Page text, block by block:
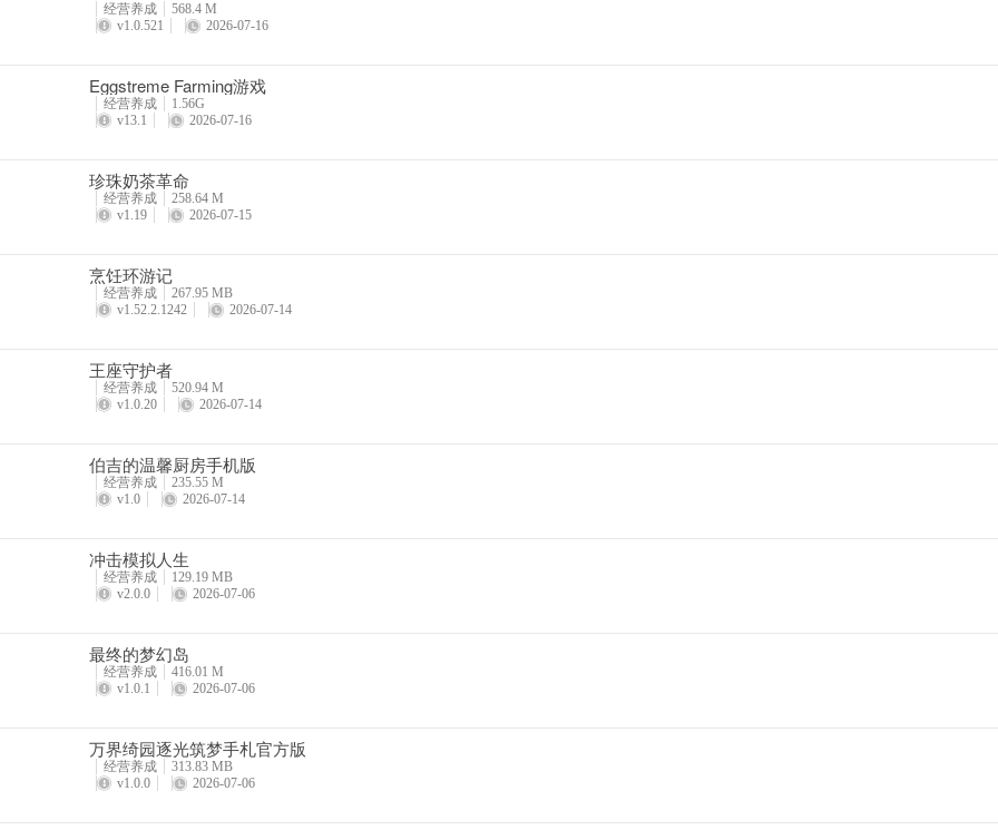
经营养成
568.4 M
v1.0.521
2026-07-16
Eggstreme Farming游戏
经营养成
1.56G
v13.1
2026-07-16
珍珠奶茶革命
经营养成
258.64 M
v1.19
2026-07-15
烹饪环游记
经营养成
267.95 MB
v1.52.2.1242
2026-07-14
王座守护者
经营养成
520.94 M
v1.0.20
2026-07-14
伯吉的温馨厨房手机版
经营养成
235.55 M
v1.0
2026-07-14
冲击模拟人生
经营养成
129.19 MB
v2.0.0
2026-07-06
最终的梦幻岛
经营养成
416.01 M
v1.0.1
2026-07-06
万界绮园逐光筑梦手札官方版
经营养成
313.83 MB
v1.0.0
2026-07-06